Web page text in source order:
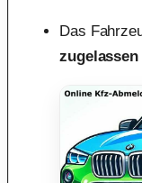
Das
zugelassen